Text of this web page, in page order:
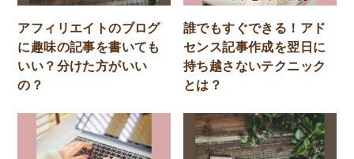
アフィリエイトのブログ
に趣味の記事を書いても
いい？分けた方がいい
の？
誰でもすぐできる！アド
センス記事作成を翌日に
持ち越さないテクニック
とは？